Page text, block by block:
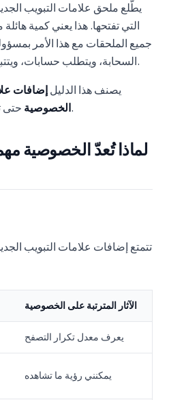
يطّلع ملحق علامات التبويب
التي تفتحها. هذا يعني كمية
جميع الملحقات مع هذا الأمر
السحابة، ويتطلب حسابات، ويتتبع الاستخدام لأغراض التحليل.
يصنف هذا الدليل إضافات
الخصوصيةحتى تتمكن من اتخاذ خيار مستنير.
لماذا تُعدّ الخصوصية
تتمتع إضافات علامات التبويب
الآثار المترتبة على الخصوصية
يعرف معدل تكرار التصفح
يمكنني رؤية ما تشاهده